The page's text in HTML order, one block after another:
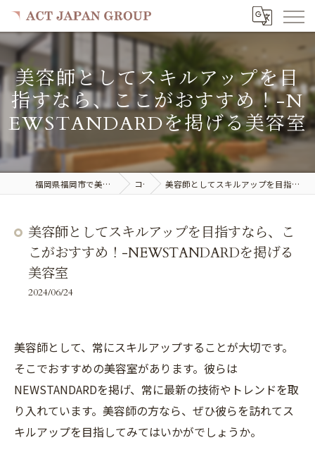
美容師としてスキルアップを目
指すなら、ここがおすすめ！-N
EWSTANDARDを掲げる美容室
福岡県福岡市で美容室の求人ならACT JAPAN GROUP コラム 美容師としてスキルアップを目指すなら、ここがおすすめ！-NEWSTANDARDを掲げる美容室
美容師としてスキルアップを目指すなら、こ
こがおすすめ！-NEWSTANDARDを掲げる
美容室
2024/06/24
美容師として、常にスキルアップすることが大切です。
そこでおすすめの美容室があります。彼らは
NEWSTANDARDを掲げ、常に最新の技術やトレンドを取
り入れています。美容師の方なら、ぜひ彼らを訪れてス
キルアップを目指してみてはいかがでしょうか。